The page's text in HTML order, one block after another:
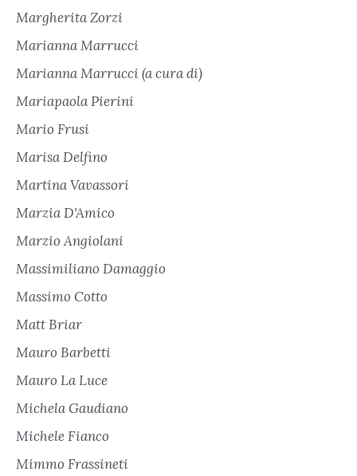
Margherita Zorzi
Marianna Marrucci
Marianna Marrucci (a cura di)
Mariapaola Pierini
Mario Frusi
Marisa Delfino
Martina Vavassori
Marzia D'Amico
Marzio Angiolani
Massimiliano Damaggio
Massimo Cotto
Matt Briar
Mauro Barbetti
Mauro La Luce
Michela Gaudiano
Michele Fianco
Mimmo Frassineti